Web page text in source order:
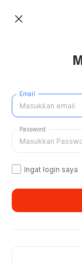
close
Email
Password
Ingat login saya